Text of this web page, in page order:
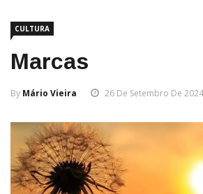
CULTURA
Marcas
By Mário Vieira 26 De Setembro De 2024